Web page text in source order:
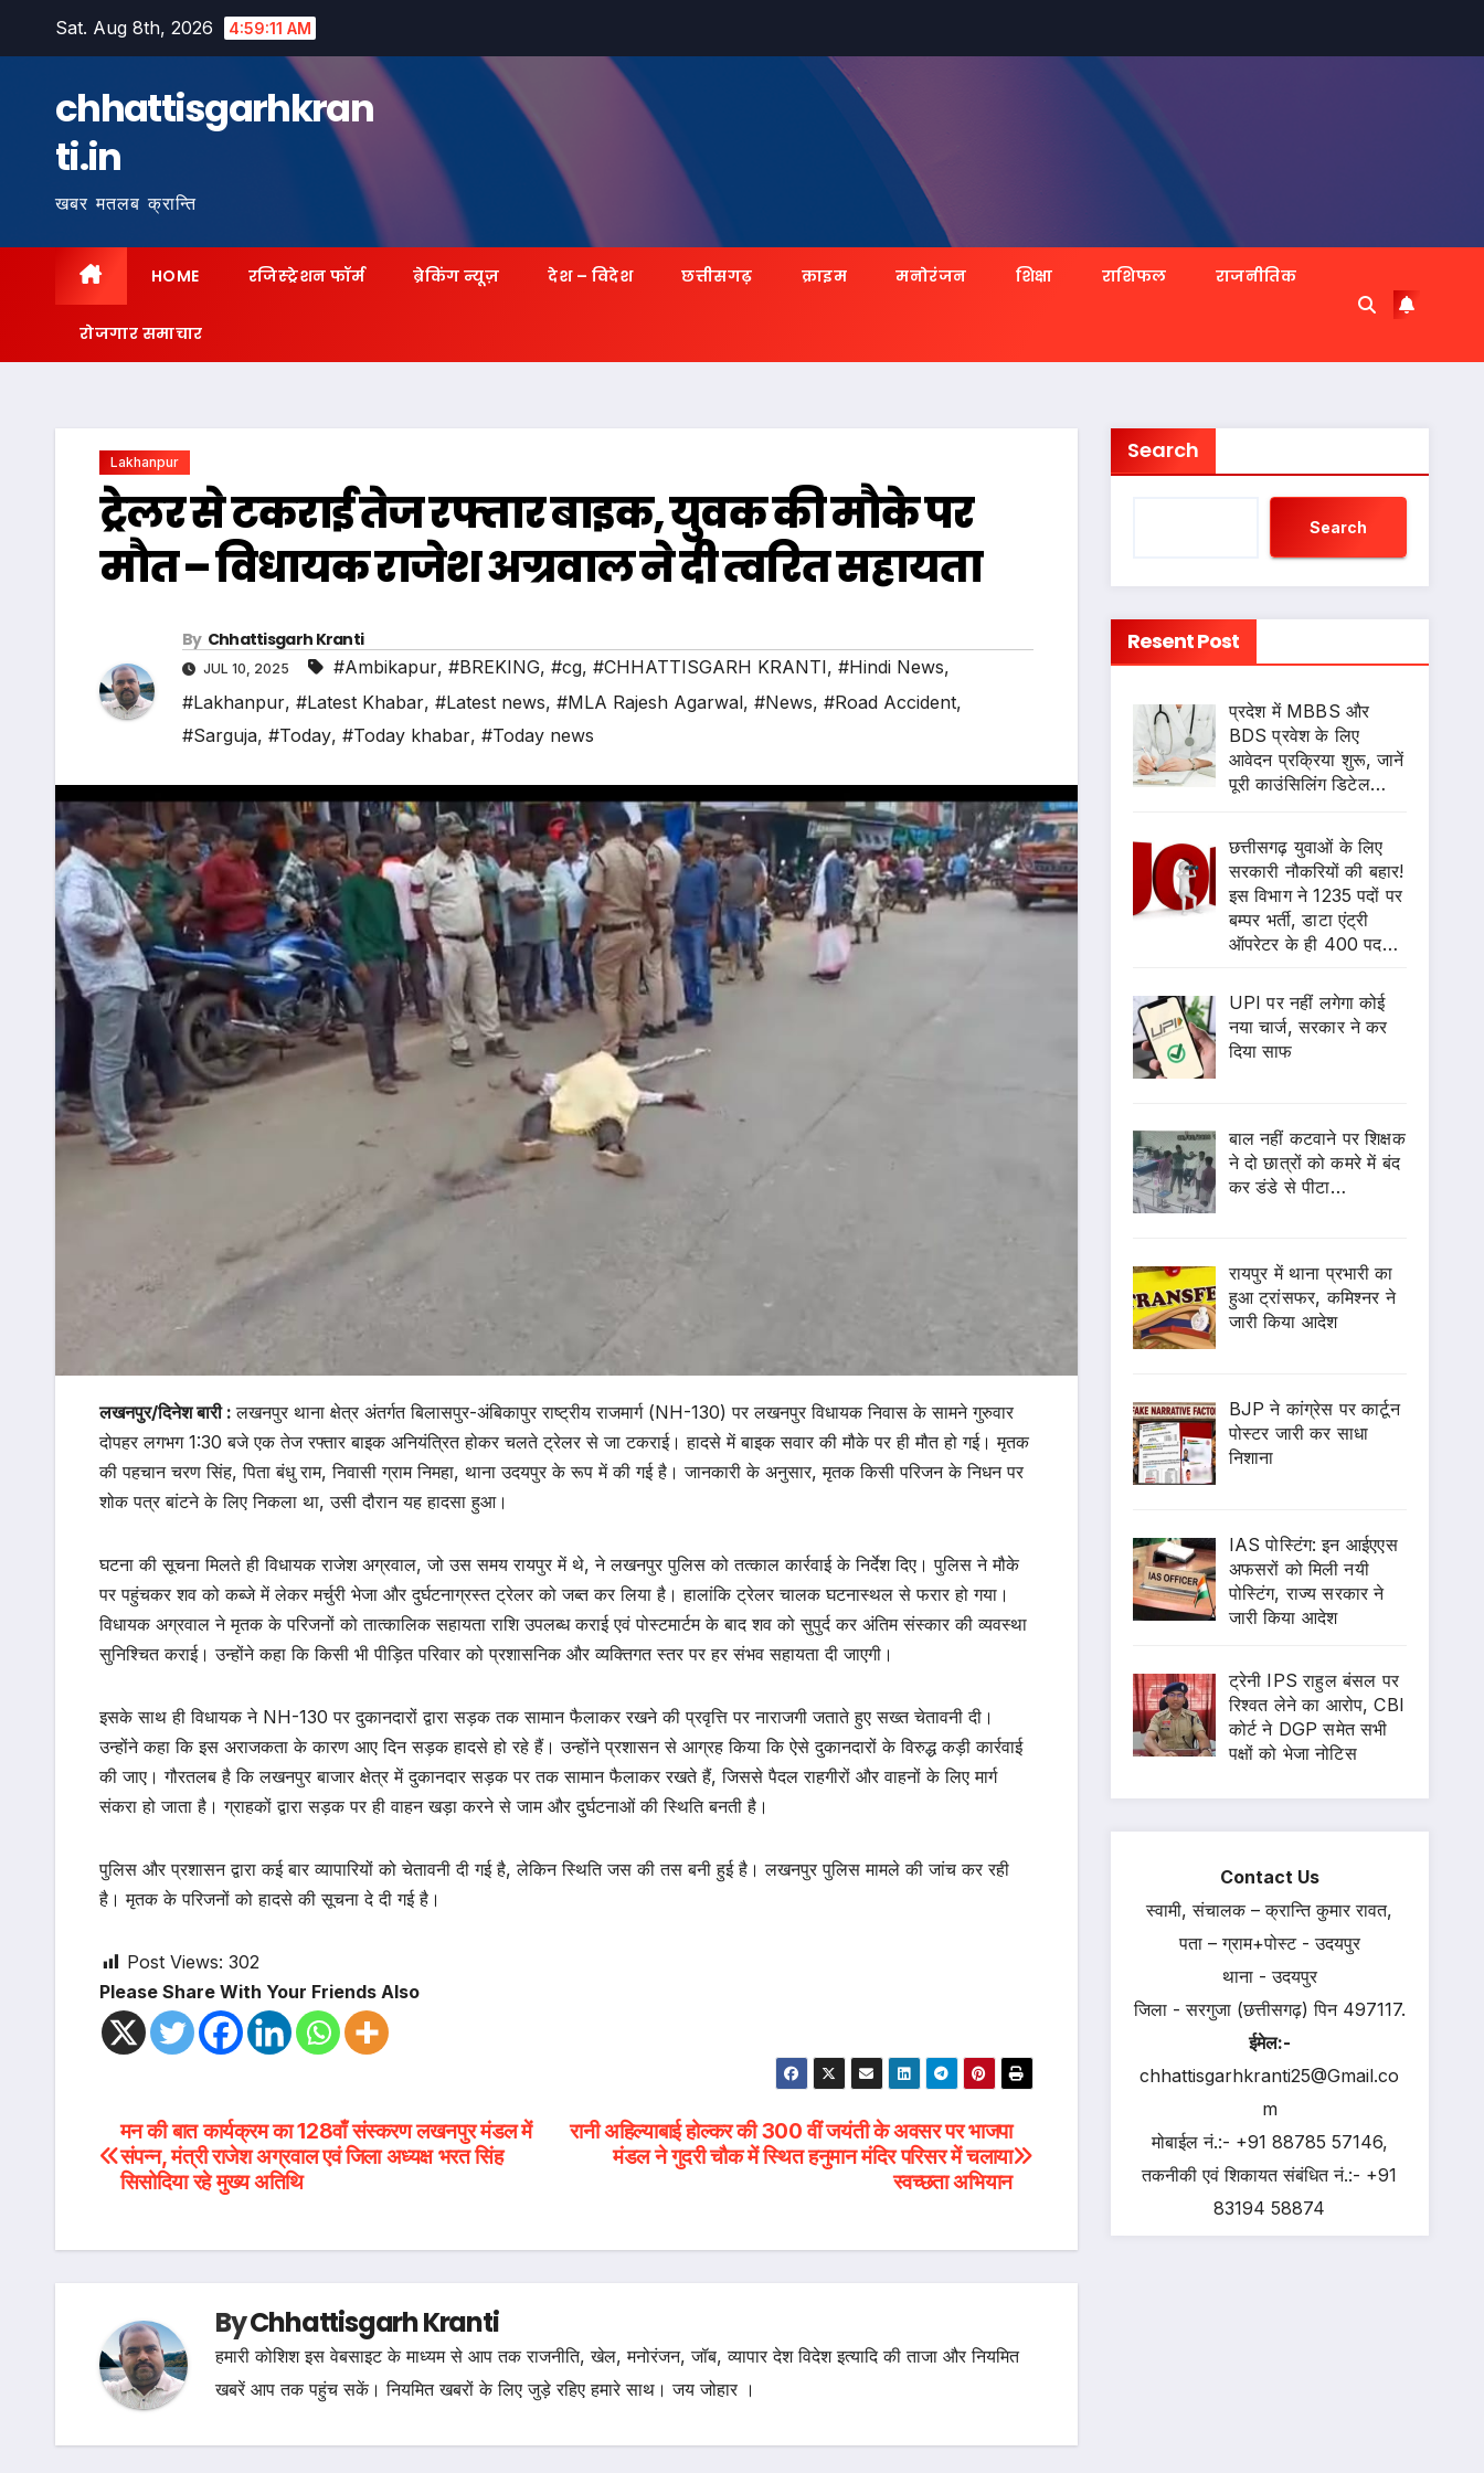
Sat. Aug 8th, 2026 4:59:13 AM
chhattisgarhkran
ti.in
खबर मतलब क्रान्ति
HOME रजिस्ट्रेशन फॉर्म ब्रेकिंग न्यूज़ देश – विदेश छत्तीसगढ़ क्राइम मनोरंजन शिक्षा राशिफल राजनीतिक
रोजगार समाचार
Lakhanpur
ट्रेलर से टकराई तेज रफ्तार बाइक, युवक की मौके पर
मौत – विधायक राजेश अग्रवाल ने दी त्वरित सहायता
By Chhattisgarh Kranti
JUL 10, 2025 #Ambikapur, #BREKING, #cg, #CHHATTISGARH KRANTI, #Hindi News,
#Lakhanpur, #Latest Khabar, #Latest news, #MLA Rajesh Agarwal, #News, #Road Accident,
#Sarguja, #Today, #Today khabar, #Today news
लखनपुर/दिनेश बारी :लखनपुर थाना क्षेत्र अंतर्गत बिलासपुर-अंबिकापुर राष्ट्रीय राजमार्ग (NH-130) पर लखनपुर विधायक निवास के सामने गुरुवार
दोपहर लगभग 1:30 बजे एक तेज रफ्तार बाइक अनियंत्रित होकर चलते ट्रेलर से जा टकराई। हादसे में बाइक सवार की मौके पर ही मौत हो गई। मृतक
की पहचान चरण सिंह, पिता बंधु राम, निवासी ग्राम निमहा, थाना उदयपुर के रूप में की गई है। जानकारी के अनुसार, मृतक किसी परिजन के निधन पर
शोक पत्र बांटने के लिए निकला था, उसी दौरान यह हादसा हुआ।
घटना की सूचना मिलते ही विधायक राजेश अग्रवाल, जो उस समय रायपुर में थे, ने लखनपुर पुलिस को तत्काल कार्रवाई के निर्देश दिए। पुलिस ने मौके
पर पहुंचकर शव को कब्जे में लेकर मर्चुरी भेजा और दुर्घटनाग्रस्त ट्रेलर को जब्त कर लिया है। हालांकि ट्रेलर चालक घटनास्थल से फरार हो गया।
विधायक अग्रवाल ने मृतक के परिजनों को तात्कालिक सहायता राशि उपलब्ध कराई एवं पोस्टमार्टम के बाद शव को सुपुर्द कर अंतिम संस्कार की व्यवस्था
सुनिश्चित कराई। उन्होंने कहा कि किसी भी पीड़ित परिवार को प्रशासनिक और व्यक्तिगत स्तर पर हर संभव सहायता दी जाएगी।
इसके साथ ही विधायक ने NH-130 पर दुकानदारों द्वारा सड़क तक सामान फैलाकर रखने की प्रवृत्ति पर नाराजगी जताते हुए सख्त चेतावनी दी।
उन्होंने कहा कि इस अराजकता के कारण आए दिन सड़क हादसे हो रहे हैं। उन्होंने प्रशासन से आग्रह किया कि ऐसे दुकानदारों के विरुद्ध कड़ी कार्रवाई
की जाए। गौरतलब है कि लखनपुर बाजार क्षेत्र में दुकानदार सड़क पर तक सामान फैलाकर रखते हैं, जिससे पैदल राहगीरों और वाहनों के लिए मार्ग
संकरा हो जाता है। ग्राहकों द्वारा सड़क पर ही वाहन खड़ा करने से जाम और दुर्घटनाओं की स्थिति बनती है।
पुलिस और प्रशासन द्वारा कई बार व्यापारियों को चेतावनी दी गई है, लेकिन स्थिति जस की तस बनी हुई है। लखनपुर पुलिस मामले की जांच कर रही
है। मृतक के परिजनों को हादसे की सूचना दे दी गई है।
Post Views: 302
Please Share With Your Friends Also
Post
navigation
रानी अहिल्याबाई होल्कर की 300 वीं जयंती के अवसर पर भाजपा
मंडल ने गुदरी चौक में स्थित हनुमान मंदिर परिसर में चलाया
स्वच्छता अभियान
मन की बात कार्यक्रम का 128वाँ संस्करण लखनपुर मंडल में
संपन्न, मंत्री राजेश अग्रवाल एवं जिला अध्यक्ष भरत सिंह
सिसोदिया रहे मुख्य अतिथि
ByChhattisgarh Kranti
हमारी कोशिश इस वेबसाइट के माध्यम से आप तक राजनीति, खेल, मनोरंजन, जॉब, व्यापार देश विदेश इत्यादि की ताजा और नियमित
खबरें आप तक पहुंच सकें। नियमित खबरों के लिए जुड़े रहिए हमारे साथ। जय जोहार ।
Search
Search
Resent Post
प्रदेश में MBBS और
BDS प्रवेश के लिए
आवेदन प्रक्रिया शुरू, जानें
पूरी काउंसिलिंग डिटेल…
छत्तीसगढ़ युवाओं के लिए
सरकारी नौकरियों की बहार!
इस विभाग ने 1235 पदों पर
बम्पर भर्ती, डाटा एंट्री
ऑपरेटर के ही 400 पद…
UPI पर नहीं लगेगा कोई
नया चार्ज, सरकार ने कर
दिया साफ
बाल नहीं कटवाने पर शिक्षक
ने दो छात्रों को कमरे में बंद
कर डंडे से पीटा…
रायपुर में थाना प्रभारी का
हुआ ट्रांसफर, कमिश्नर ने
जारी किया आदेश
BJP ने कांग्रेस पर कार्टून
पोस्टर जारी कर साधा
निशाना
IAS पोस्टिंग: इन आईएएस
अफसरों को मिली नयी
पोस्टिंग, राज्य सरकार ने
जारी किया आदेश
ट्रेनी IPS राहुल बंसल पर
रिश्वत लेने का आरोप, CBI
कोर्ट ने DGP समेत सभी
पक्षों को भेजा नोटिस
Contact Us
स्वामी, संचालक – क्रान्ति कुमार रावत,
पता – ग्राम+पोस्ट - उदयपुर
थाना - उदयपुर
जिला - सरगुजा (छत्तीसगढ़) पिन 497117.
ईमेल:-
chhattisgarhkranti25@Gmail.co
m
मोबाईल नं.:- +91 88785 57146,
तकनीकी एवं शिकायत संबंधित नं.:- +91
83194 58874